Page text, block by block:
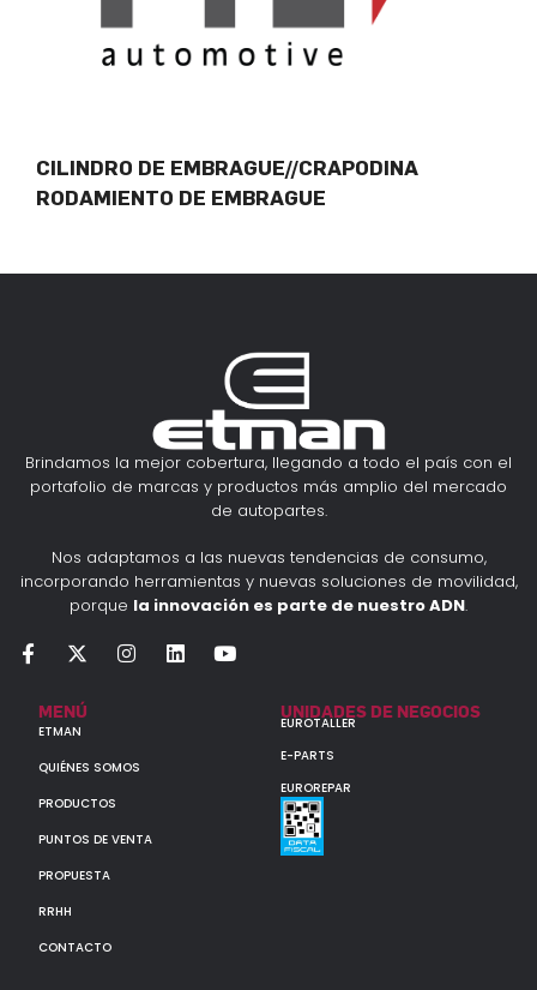
CILINDRO DE EMBRAGUE//CRAPODINA
RODAMIENTO DE EMBRAGUE
Brindamos la mejor cobertura, llegando a todo el país con el
portafolio de marcas y productos más amplio del mercado
de autopartes.
Nos adaptamos a las nuevas tendencias de consumo,
incorporando herramientas y nuevas soluciones de movilidad,
porque la innovación es parte de nuestro ADN.
MENÚ
ETMAN
QUIÉNES SOMOS
PRODUCTOS
PUNTOS DE VENTA
PROPUESTA
RRHH
CONTACTO
UNIDADES DE NEGOCIOS
EUROTALLER
E-PARTS
EUROREPAR